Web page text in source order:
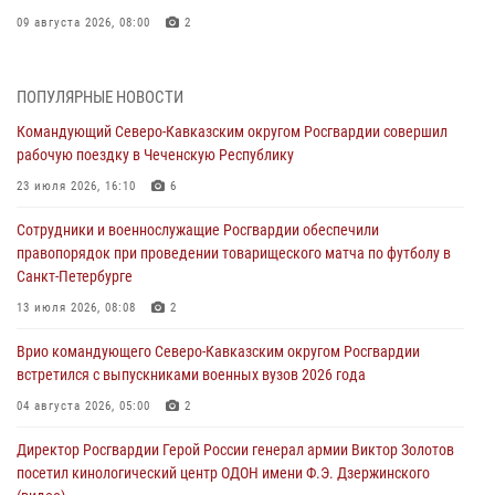
09 августа 2026, 08:00 2
определили на Кубани
В Ульяновске росгвардейцы присоединились к донорской акции
(видео)
В регионах Урала бойцам Росгвардии в зону СВО передали свежие
тиражи газет
09 августа 2026, 05:00
Росгвардейцы провели занятие по стрелковой подготовке для
воспитанников Центра детского, юношеского туризма и
краеведения Луганской Народной Республики
ПОПУЛЯРНЫЕ НОВОСТИ
Командующий Северо-Кавказским округом Росгвардии совершил
рабочую поездку в Чеченскую Республику
23 июля 2026, 16:10 6
Сотрудники и военнослужащие Росгвардии обеспечили
правопорядок при проведении товарищеского матча по футболу в
Санкт-Петербурге
13 июля 2026, 08:08 2
Врио командующего Северо-Кавказским округом Росгвардии
встретился с выпускниками военных вузов 2026 года
04 августа 2026, 05:00 2
Директор Росгвардии Герой России генерал армии Виктор Золотов
посетил кинологический центр ОДОН имени Ф.Э. Дзержинского